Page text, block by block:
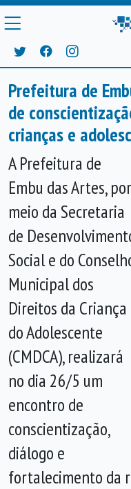
Prefeitura de
de
crianças e
A Prefeitura de
Embu das Artes, por
meio da Secretaria
de
Social e do
Municipal dos
Direitos da Criança
do Adolescente
(CMDCA), realizará
no dia 26/5 um
encontro de
conscientização,
diálogo e
fortalecimento da